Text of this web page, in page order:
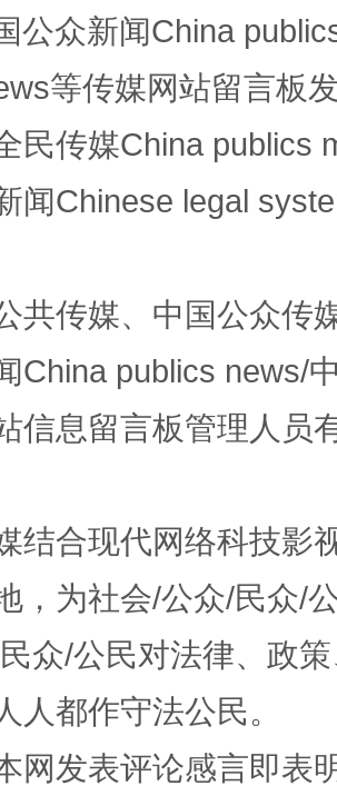
域中谋全局
今
公众新闻China
等传媒网站留言板
民传媒China publics
闻Chinese legal
共传媒、中国公众传
China publics news/
信息留言板管理人员
结合现代网络科技影
，为社会/公众/民众/
众/公民对法律、政
人都作守法公民。
网发表评论感言即表